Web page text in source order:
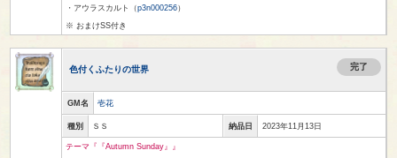
・アウラスカルト（p3n000256）
※ おまけSS付き
色付くふたりの世界 完了
GM名 壱花
種別 ＳＳ 納品日 2023年11月13日
テーマ『『Autumn Sunday』』